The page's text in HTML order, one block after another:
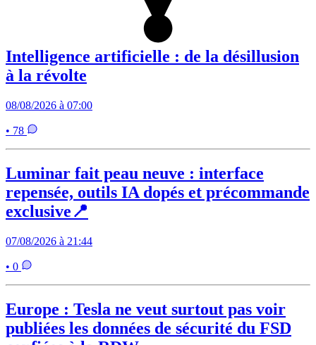
Intelligence artificielle : de la désillusion
à la révolte
08/08/2026 à 07:00
• 78
Luminar fait peau neuve : interface
repensée, outils IA dopés et précommande
exclusive📍
07/08/2026 à 21:44
• 0
Europe : Tesla ne veut surtout pas voir
publiées les données de sécurité du FSD